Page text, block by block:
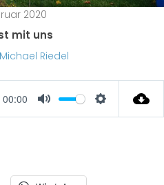
2020
mit uns
Michael Riedel
00:00
Mute
Settings